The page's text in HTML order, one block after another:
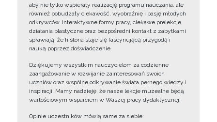
aby nie tylko wspierały realizację programu nauczania, ale
również pobudzały ciekawość, wyobraźnię i pasję młodych
odkrywców. Interaktywne formy pracy, ciekawe prelekcje,
działania plastyczne oraz bezpośredni kontakt z zabytkami
sprawiają, że historia staje się fascynującą przygodą i
nauką poprzez doświadczenie.
Dziękujemy wszystkim nauczycielom za codzienne
zaangażowanie w rozwijanie zainteresowań swoich
uczniów oraz wspólne odkrywanie świata pełnego wiedzy i
inspiracji. Mamy nadzieję, że nasze lekcje muzealne będą
wartościowym wsparciem w Waszej pracy dydaktycznej.
Opinie uczestników mówią same za siebie: